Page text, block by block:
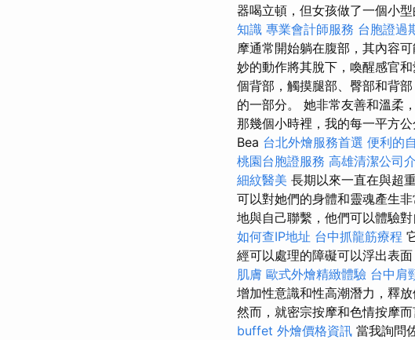
器喝立頓，但女孩做了一個小型
知識 專業會計師服務 台胞證過
摩通常開始躺在腹部，其內容
妙的動作將其脫下，喚醒感官和
個背部，觸摸腿部、臀部和背
的一部分。 她非常友善和溫柔
那幾個小時裡，我的每一平方
Bea 台北外燴服務首選 便利的
桃園台胞證服務 高雄清潔公司
細紋醫美 長期以來一直在與超
可以對她們的身體和靈魂產生非
地與自己聯繫，他們可以體驗對
如何查IP地址 台中抓龍筋療程
經可以處理的障礙可以浮出表
肌膚 歐式外燴精緻體驗 台中肩
增加性意識和性高潮潛力，釋
然而，就密宗按摩和色情按摩
buffet 外燴價格資訊 當我詢問